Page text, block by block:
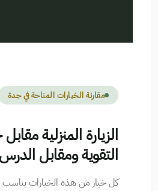
مقارنة الخيارات المتاحة في جدة
الزيارة المنزلية
التقوية ومقابل
كل خيار من هذه الخيارات يناسب